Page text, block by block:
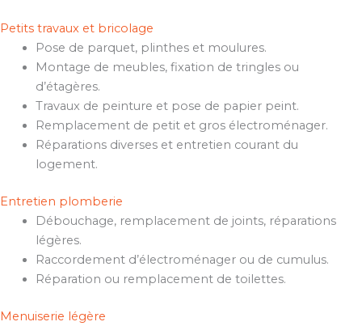
Petits travaux et bricolage
Pose de parquet, plinthes et moulures.
Montage de meubles, fixation de tringles ou
d’étagères.
Travaux de peinture et pose de papier peint.
Remplacement de petit et gros électroménager.
Réparations diverses et entretien courant du
logement.
Entretien plomberie
Débouchage, remplacement de joints, réparations
légères.
Raccordement d’électroménager ou de cumulus.
Réparation ou remplacement de toilettes.
Menuiserie légère